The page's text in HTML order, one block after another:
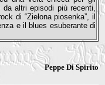
altri episodi più recenti,
di “Zielona piosenka”, il
e il blues esuberante di
Peppe Di Spirito